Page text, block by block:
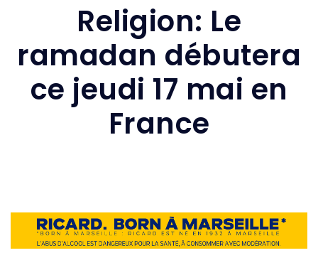
Religion: Le
ramadan débutera
ce jeudi 17 mai en
France